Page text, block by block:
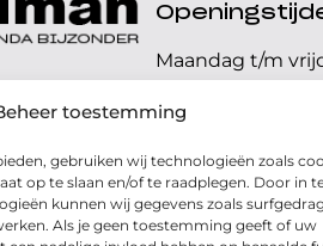
toestemming
gebruiken wij technologieën zoals
op te slaan en/of te raadplegen. Door in
kunnen wij gegevens zoals
Als je geen toestemming geeft of uw
RS
Maandag t/m
Zaterdag
Zondag